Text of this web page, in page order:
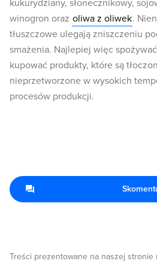
kukurydziany, słonecznikowy,
winogron oraz oliwa z oliwek.
tłuszczowe ulegają zniszczeniu
smażenia. Najlepiej więc
kupować produkty, które są
nieprzetworzone w wysokich
procesów produkcji.
Treści prezentowane na naszej stronie